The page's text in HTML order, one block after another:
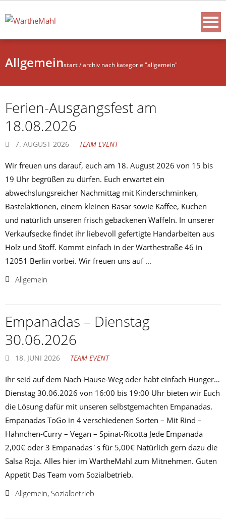
Allgemeinstart/archiv nach kategorie "allgemein"
Ferien-Ausgangsfest am
18.08.2026
7. AUGUST 2026 TEAM EVENT
Wir freuen uns darauf, euch am 18. August 2026 von 15 bis
19 Uhr begrüßen zu dürfen. Euch erwartet ein
abwechslungsreicher Nachmittag mit Kinderschminken,
Bastelaktionen, einem kleinen Basar sowie Kaffee, Kuchen
und natürlich unseren frisch gebackenen Waffeln. In unserer
Verkaufsecke findet ihr liebevoll gefertigte Handarbeiten aus
Holz und Stoff. Kommt einfach in der Warthestraße 46 in
12051 Berlin vorbei. Wir freuen uns auf ...
Allgemein
Empanadas – Dienstag
30.06.2026
18. JUNI 2026 TEAM EVENT
Ihr seid auf dem Nach-Hause-Weg oder habt einfach Hunger…
Dienstag 30.06.2026 von 16:00 bis 19:00 Uhr bieten wir Euch
die Lösung dafür mit unseren selbstgemachten Empanadas.
Empanadas ToGo in 4 verschiedenen Sorten – Mit Rind –
Hähnchen-Curry – Vegan – Spinat-Ricotta Jede Empanada
2,00€ oder 3 Empanadas´s für 5,00€ Natürlich gern dazu die
Salsa Roja. Alles hier im WartheMahl zum Mitnehmen. Guten
Appetit Das Team vom Sozialbetrieb.
Allgemein, Sozialbetrieb